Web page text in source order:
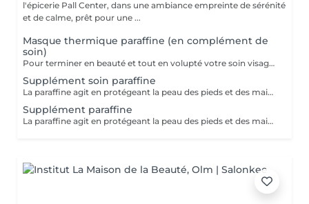
l'épicerie Pall Center, dans une ambiance empreinte de sérénité
et de calme, prêt pour une ...
Masque thermique paraffine (en complément de
soin)
Pour terminer en beauté et tout en volupté votre soin visage, nous vous proposons le 'double masque '. Cela consiste en une application d'un masque crème bourré d'actifs hydratants/régénérants/anti-âge ou anti-oxydants suivi d'un bain de paraffine tiède. Ceci permet la pénétration intégrale du masque crème grâce à la chaleur de la paraffine et une fin de soin en douceur grâce aux actifs de la paraffine adoucissants et calmants. Une véritable invitation à la détente.
Supplément soin paraffine
La paraffine agit en protégeant la peau des pieds et des mains contre les agressions extérieures. Sa capacité de rétention d'eau favorise l'hydratation de la peau. Le traitement à la paraffine est idéal pour avoir des membres lisses. En effet, ce produit procure un effet rajeunissant à la peau, en plus de l'adoucir. Uniquement avec un service de manucurie effectué à l'institut le même jour
Supplément paraffine
La paraffine agit en protégeant la peau des pieds et des mains contre les agressions extérieures. Sa capacité de rétention d'eau favorise l'hydratation de la peau. Le traitement à la paraffine est idéal pour avoir des membres lisses. En effet, ce produit procure un effet rajeunissant à la peau, en plus de l'adoucir. Uniquement avec un service de beauté des pieds ou de pédicurie effectué à l'institut le même jour